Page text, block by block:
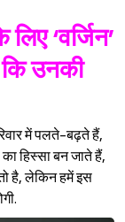
‘वर्जिन’
उनकी
में पलते-बढ़ते हैं,
का हिस्सा बन जाते हैं,
है, लेकिन हमें इस